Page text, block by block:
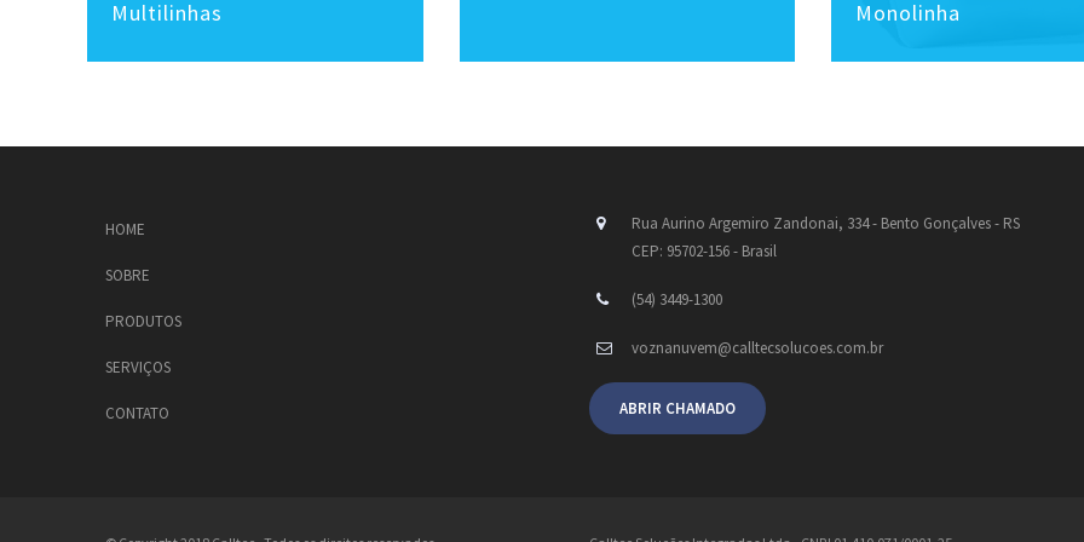
Multilinhas
Monolinha
HOME
SOBRE
PRODUTOS
SERVIÇOS
CONTATO
Rua Aurino Argemiro Zandonai, 334 - Bento Gonçalves - RS
CEP: 95702-156 - Brasil
(54) 3449-1300
voznanuvem@calltecsolucoes.com.br
ABRIR CHAMADO